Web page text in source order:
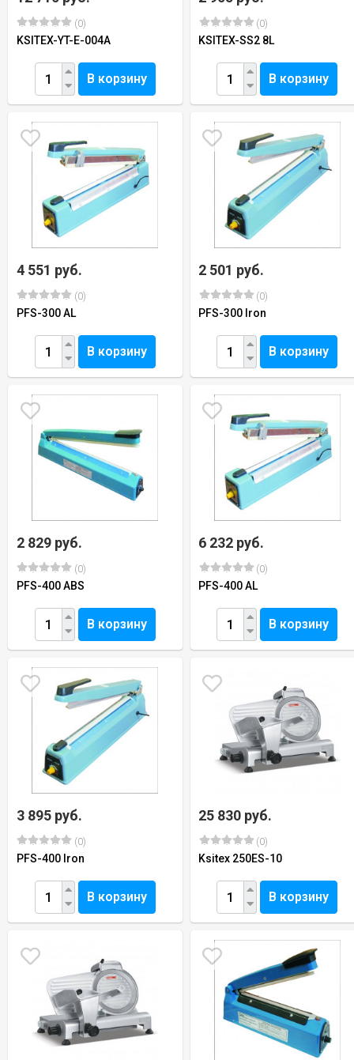
(0)
KSITEX-YT-E-004A
В корзину
(0)
KSITEX-SS2 8L
В корзину
4 551 руб.
(0)
PFS-300 AL
В корзину
2 501 руб.
(0)
PFS-300 Iron
В корзину
2 829 руб.
(0)
PFS-400 ABS
В корзину
6 232 руб.
(0)
PFS-400 AL
В корзину
3 895 руб.
(0)
PFS-400 Iron
В корзину
25 830 руб.
(0)
Ksitex 250ES-10
В корзину